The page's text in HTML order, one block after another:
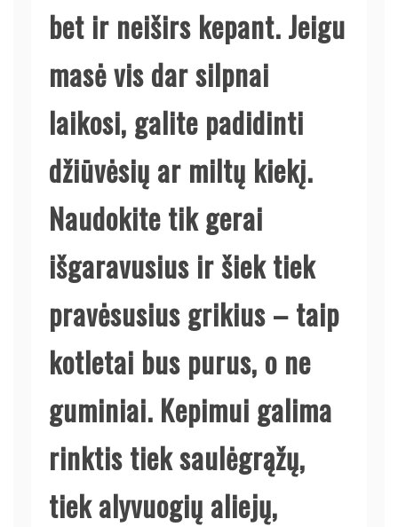
bet ir neiširs kepant. Jeigu
masė vis dar silpnai
laikosi, galite padidinti
džiūvėsių ar miltų kiekį.
Naudokite tik gerai
išgaravusius ir šiek tiek
pravėsusius grikius – taip
kotletai bus purus, o ne
guminiai. Kepimui galima
rinktis tiek saulėgrąžų,
tiek alyvuogių aliejų,